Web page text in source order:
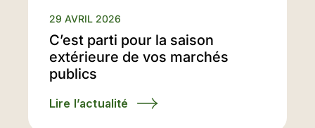
29 AVRIL 2026
C’est parti pour la saison
extérieure de vos marchés
publics
Lire l’actualité